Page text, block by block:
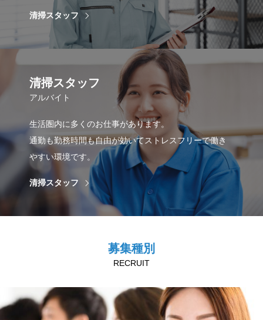
清掃スタッフ
清掃スタッフ
アルバイト
生活圏内に多くのお仕事があります。
通勤も勤務時間も自由が効いてストレスフリーで働き
やすい環境です。
清掃スタッフ
募集種別
RECRUIT